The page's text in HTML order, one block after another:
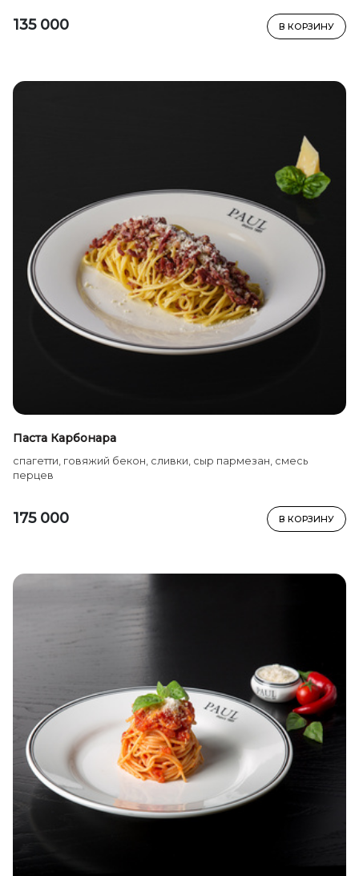
135 000 В КОРЗИНУ
Паста Карбонара
спагетти, говяжий бекон, сливки, сыр пармезан, смесь
перцев
175 000 В КОРЗИНУ